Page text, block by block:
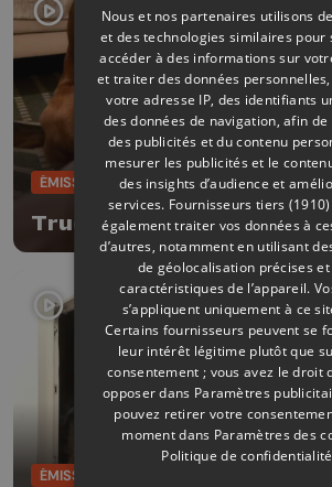
ÉMISSIONS
Trucs de wouf
ÉMISSIONS
Nous et nos partenaires utilisons
et des technologies similaires pour
accéder à des informations sur
et traiter des données
votre adresse IP, des identifiants
des données de navigation, afin
des publicités et du contenu
mesurer les publicités et le
des insights d’audience et
services. Fournisseurs tiers (1910)
également traiter vos données à
d’autres, notamment en utilisant
de géolocalisation précises et
caractéristiques de l’appareil.
s’appliquent uniquement à ce
Certains fournisseurs peuvent se
leur intérêt légitime plutôt que
consentement ; vous avez le droit
opposer dans Paramètres
pouvez retirer votre
moment dans Paramètres des
Politique de confidentialité